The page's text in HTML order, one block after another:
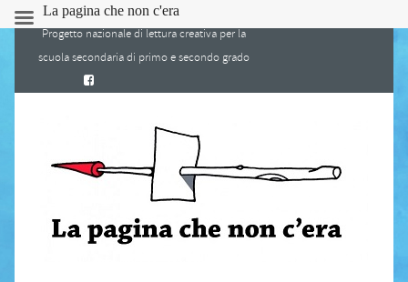
Progetto nazionale di lettura creativa per la
scuola secondaria di primo e secondo grado
La pagina che non c'era